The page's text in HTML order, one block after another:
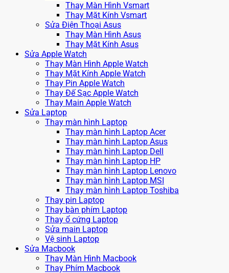
Thay Màn Hình Vsmart
Thay Mặt Kính Vsmart
Sửa Điện Thoại Asus
Thay Màn Hình Asus
Thay Mặt Kính Asus
Sửa Apple Watch
Thay Màn Hình Apple Watch
Thay Mặt Kính Apple Watch
Thay Pin Apple Watch
Thay Đế Sạc Apple Watch
Thay Main Apple Watch
Sửa Laptop
Thay màn hình Laptop
Thay màn hình Laptop Acer
Thay màn hình Laptop Asus
Thay màn hình Laptop Dell
Thay màn hình Laptop HP
Thay màn hình Laptop Lenovo
Thay màn hình Laptop MSI
Thay màn hình Laptop Toshiba
Thay pin Laptop
Thay bàn phím Laptop
Thay ổ cứng Laptop
Sửa main Laptop
Vệ sinh Laptop
Sửa Macbook
Thay Màn Hình Macbook
Thay Phím Macbook